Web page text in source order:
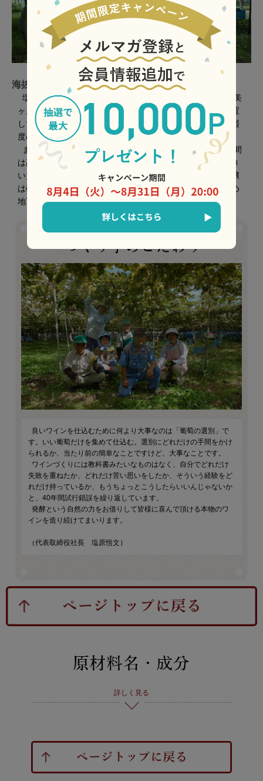
海抜700M。葡萄のふるさと桔梗ヶ原
塩尻は海抜約700ｍと標高が高く、西にアルプス、東には美
ヶ原や高ボッチといった高山に囲まれた松本盆地の南に位置
しています。一年を通じて雨が少なく南風が強く乾燥した湿
度の少ない所です。
また、葡萄の成熟にとって大切な8月から10月にかけて昼間
は高温になり朝晩は冷え込むという、一日の温度の差が大き
いため、ワイン用葡萄にとって好条件になっています。土壌
は礫層を基盤としてその上に火山灰土が堆積した土壌のため
地下水位が極めて低く、水はけが極めて良好です。
良いワインを仕込むために何より大事なのは「葡萄の選別」で
す。いい葡萄だけを集めて仕込む。選別にどれだけの手間をかけ
られるか、当たり前の簡単なことですけど、大事なことです。
ワインづくりには教科書みたいなものはなく、自分でどれだけ
失敗を重ねたか、どれだけ苦い思いをしたか、そういう経験をど
れだけ持っているか、もうちょっとこうしたらいいんじゃないか
と、40年間試行錯誤を繰り返しています。
発酵という自然の力をお借りして皆様に喜んで頂ける本物のワ
インを造り続けてまいります。
（代表取締役社長 塩原悟文）
詳しく見る